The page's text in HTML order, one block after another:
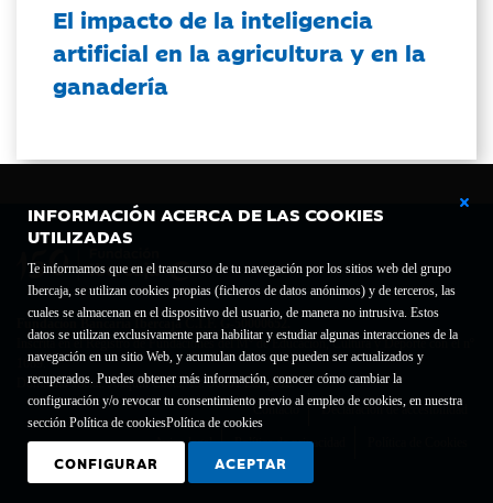
INFORMACIÓN ACERCA DE LAS COOKIES
UTILIZADAS
Te informamos que en el transcurso de tu navegación por los sitios web del grupo
Ibercaja, se utilizan cookies propias (ficheros de datos anónimos) y de terceros, las
cuales se almacenan en el dispositivo del usuario, de manera no intrusiva. Estos
datos se utilizan exclusivamente para habilitar y estudiar algunas interacciones de la
navegación en un sitio Web, y acumulan datos que pueden ser actualizados y
recuperados. Puedes obtener más información, conocer cómo cambiar la
configuración y/o revocar tu consentimiento previo al empleo de cookies, en nuestra
sección Política de cookiesPolítica de cookies
CONFIGURAR ACEPTAR
El impacto de la inteligencia
artificial en la agricultura y en la
ganadería
Fundación Bancaria Ibercaja C.I.F. G-50000652.
Inscrita en el Registro de Fundaciones del Mº de Educación, Cultura y Deporte con el nº
1689.
Domicilio social: Joaquín Costa, 13. 50001 Zaragoza.
Contacto
Declaración de accesibilidad
Aviso legal Política de privacidad